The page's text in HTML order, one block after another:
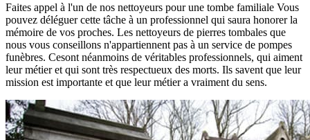
Faites appel à l'un de nos nettoyeurs pour une tombe familiale Vous
pouvez déléguer cette tâche à un professionnel qui saura honorer la
mémoire de vos proches. Les nettoyeurs de pierres tombales que
nous vous conseillons n'appartiennent pas à un service de pompes
funèbres. Cesont néanmoins de véritables professionnels, qui aiment
leur métier et qui sont très respectueux des morts. Ils savent que leur
mission est importante et que leur métier a vraiment du sens.